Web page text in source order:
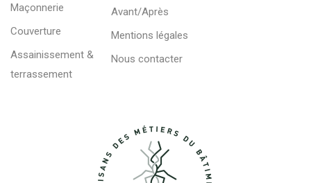
Maçonnerie
Couverture
Assainissement &
terrassement
Avant/Après
Mentions légales
Nous contacter